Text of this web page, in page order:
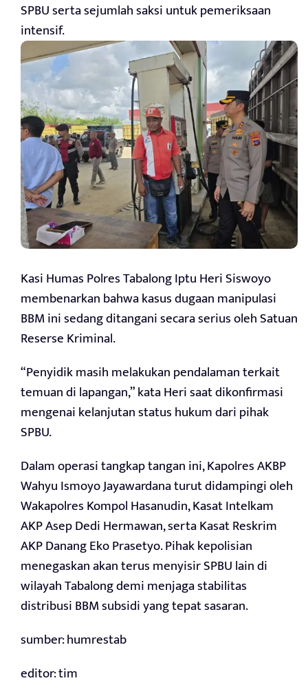
SPBU serta sejumlah saksi untuk pemeriksaan
intensif.
Kasi Humas Polres Tabalong Iptu Heri Siswoyo
membenarkan bahwa kasus dugaan manipulasi
BBM ini sedang ditangani secara serius oleh Satuan
Reserse Kriminal.
“Penyidik masih melakukan pendalaman terkait
temuan di lapangan,” kata Heri saat dikonfirmasi
mengenai kelanjutan status hukum dari pihak
SPBU.
Dalam operasi tangkap tangan ini, Kapolres AKBP
Wahyu Ismoyo Jayawardana turut didampingi oleh
Wakapolres Kompol Hasanudin, Kasat Intelkam
AKP Asep Dedi Hermawan, serta Kasat Reskrim
AKP Danang Eko Prasetyo. Pihak kepolisian
menegaskan akan terus menyisir SPBU lain di
wilayah Tabalong demi menjaga stabilitas
distribusi BBM subsidi yang tepat sasaran.
sumber: humrestab
editor: tim